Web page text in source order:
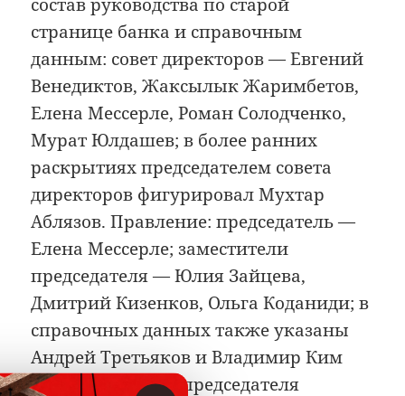
состав руководства по старой
странице банка и справочным
данным: совет директоров — Евгений
Венедиктов, Жаксылык Жаримбетов,
Елена Мессерле, Роман Солодченко,
Мурат Юлдашев; в более ранних
раскрытиях председателем совета
директоров фигурировал Мухтар
Аблязов. Правление: председатель —
Елена Мессерле; заместители
председателя — Юлия Зайцева,
Дмитрий Кизенков, Ольга Коданиди; в
справочных данных также указаны
Андрей Третьяков и Владимир Ким
как заместители председателя